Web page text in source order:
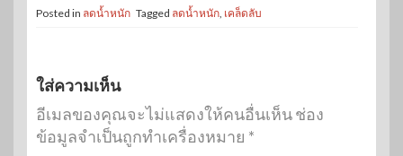
Posted in ลดน้ำหนัก Tagged ลดน้ำหนัก, เคล็ดลับ
ใส่ความเห็น
อีเมลของคุณจะไม่แสดงให้คนอื่นเห็นช่อง
ข้อมูลจำเป็นถูกทำเครื่องหมาย *